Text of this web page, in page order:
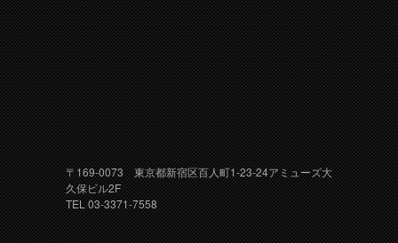
〒169-0073 東京都新宿区百人町1-23-24アミューズ大
久保ビル2F
TEL 03-3371-7558